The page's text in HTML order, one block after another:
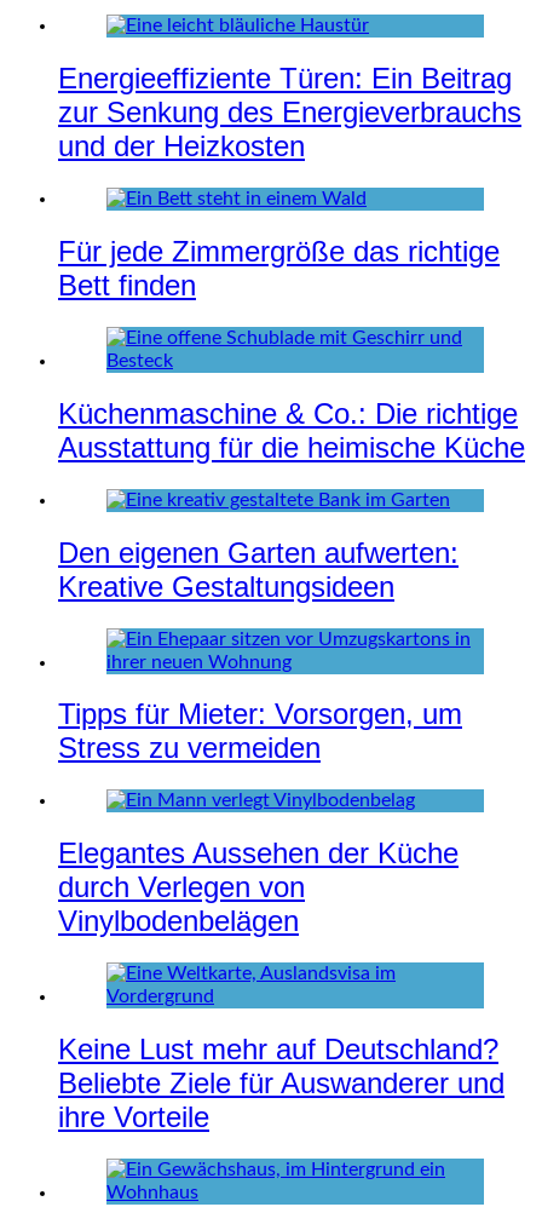
Energieeffiziente Türen: Ein Beitrag
zur Senkung des Energieverbrauchs
und der Heizkosten
Für jede Zimmergröße das richtige
Bett finden
Küchenmaschine & Co.: Die richtige
Ausstattung für die heimische Küche
Den eigenen Garten aufwerten:
Kreative Gestaltungsideen
Tipps für Mieter: Vorsorgen, um
Stress zu vermeiden
Elegantes Aussehen der Küche
durch Verlegen von
Vinylbodenbelägen
Keine Lust mehr auf Deutschland?
Beliebte Ziele für Auswanderer und
ihre Vorteile